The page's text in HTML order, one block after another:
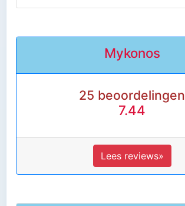
Mykonos
25 beoordelingen
7.44
Lees reviews»